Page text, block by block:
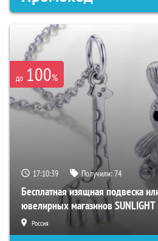
до 100%
17:10:38 Получили:74
Бесплатная изящная подвеска
ювелирных магазинов SUNLIGHT
Россия